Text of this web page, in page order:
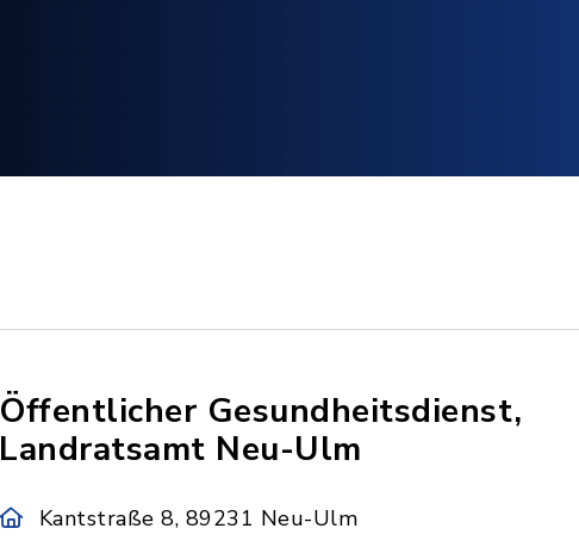
Öffentlicher Gesundheitsdienst,
Landratsamt Neu-Ulm
Kantstraße 8, 89231 Neu-Ulm